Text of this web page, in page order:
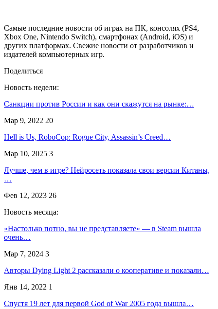
Самые последние новости об играх на ПК, консолях (PS4,
Xbox One, Nintendo Switch), смартфонах (Android, iOS) и
других платформах. Свежие новости от разработчиков и
издателей компьютерных игр.
Поделиться
Новость недели:
Санкции против России и как они скажутся на рынке:…
Мар 9, 2022 20
Hell is Us, RoboCop: Rogue City, Assassin’s Creed…
Мар 10, 2025 3
Лучше, чем в игре? Нейросеть показала свои версии Китаны,
…
Фев 12, 2023 26
Новость месяца:
«Настолько потно, вы не представляете» — в Steam вышла
очень…
Мар 7, 2024 3
Авторы Dying Light 2 рассказали о кооперативе и показали…
Янв 14, 2022 1
Спустя 19 лет для первой God of War 2005 года вышла…